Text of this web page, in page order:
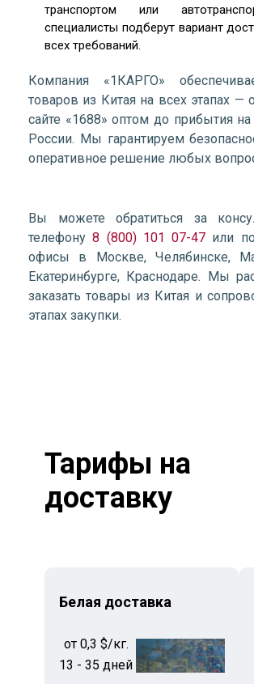
транспортом или
специалисты подберут вариант
всех требований.
Компания «1КАРГО»
товаров из Китая на всех этапах —
сайте «1688» оптом до прибытия
России. Мы гарантируем
оперативное решение любых
Вы можете обратиться за
телефону8 (800) 101 07-47 или
офисы в Москве, Челябинске,
Екатеринбурге, Краснодаре. Мы
заказать товары из Китая и
этапах закупки.
Тарифы на
доставку
Белая доставка
от 0,3 $/кг.
13 - 35 дней